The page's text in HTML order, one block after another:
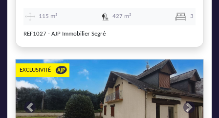
115 m² 427 m² 3
REF1027 - AJP Immobilier Segré
Previous Next
EXCLUSIVITÉ